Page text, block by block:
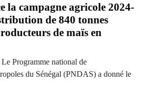
la campagne agricole 2024-
de 840 tonnes
de maïs en
Programme national de
du Sénégal (PNDAS) a donné le